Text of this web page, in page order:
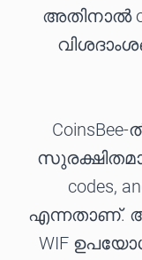
അതിനാൽ
സുരക്ഷിതമായ
codes,
എന്നതാണ്.
WIF